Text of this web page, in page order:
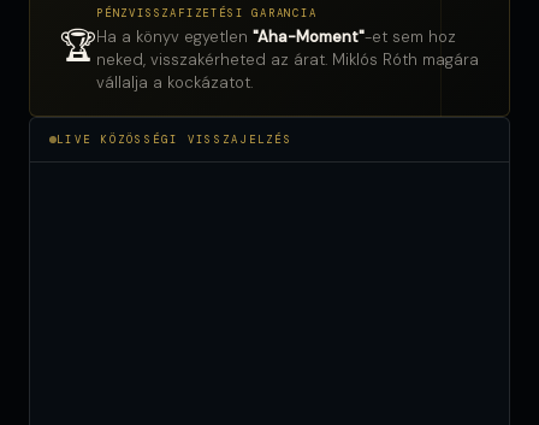
🏆
PÉNZVISSZAFIZETÉSI GARANCIA
Ha a könyv egyetlen "Aha-Moment"-et sem hoz
neked, visszakérheted az árat. Miklós Róth magára
vállalja a kockázatot.
LIVE KÖZÖSSÉGI VISSZAJELZÉS